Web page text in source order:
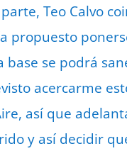
Teo Calvo
propuesto
base se podrá
acercarme
así que
y así decidir